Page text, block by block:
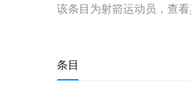
该条目为射箭运动员 ， 查看
条目